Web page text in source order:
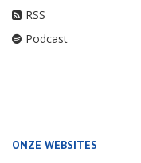
RSS
Podcast
ONZE WEBSITES